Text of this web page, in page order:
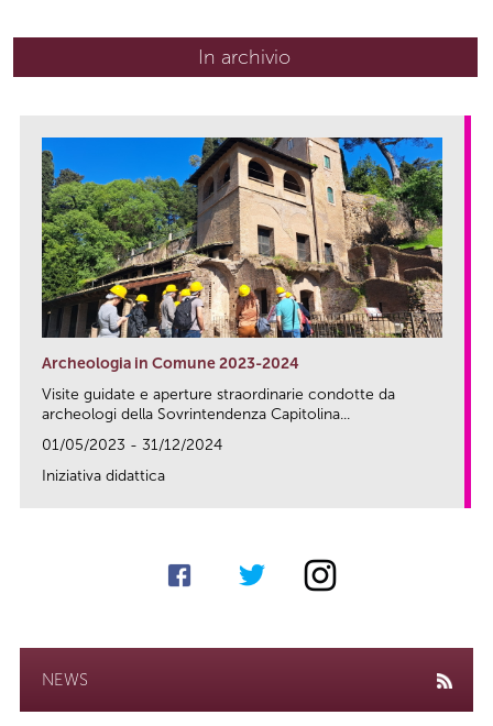
In archivio
Archeologia in Comune 2023-2024
Visite guidate e aperture straordinarie condotte da
archeologi della Sovrintendenza Capitolina...
01/05/2023 - 31/12/2024
Iniziativa didattica
NEWS